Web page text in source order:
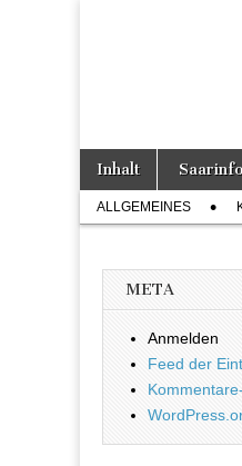
Hauptmenü
Weiter zum Inhalt
Inhalt
Untermenü
ALLGEMEINES
META
Anmelden
Feed der